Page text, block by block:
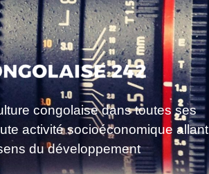
congolaise dans toutes ses
activité socioéconomique allant
du développement